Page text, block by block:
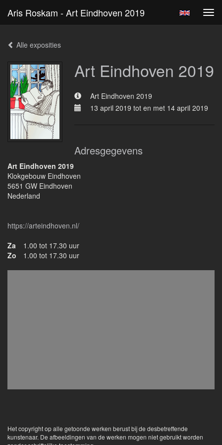
Aris Roskam - Art Eindhoven 2019
Alle exposities
Art Eindhoven 2019
Art Eindhoven 2019
13 april 2019 tot en met 14 april 2019
Adresgegevens
Art Eindhoven 2019
Klokgebouw Eindhoven
5651 GW Eindhoven
Nederland
https://arteindhoven.nl/
Za
1.00 tot 17.30 uur
Zo
1.00 tot 17.30 uur
Het copyright op alle getoonde werken berust bij de desbetreffende
kunstenaar. De afbeeldingen van de werken mogen niet gebruikt worden